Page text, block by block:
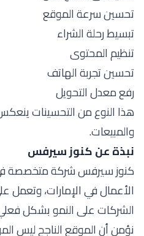
تحسين سرعة الموقع
تبسيط رحلة الشراء
تنظيم المحتوى
تحسين تجربة الهاتف
رفع معدل التحويل
هذا النوع من التحسينات
والمبيعات.
نبذة عن كنوز سيرفس
كنوز سيرفس شركة متخصصة
الأعمال في الإمارات، وتعمل
الشركات على النمو بشكل
نؤمن أن الموقع الناجح ليس